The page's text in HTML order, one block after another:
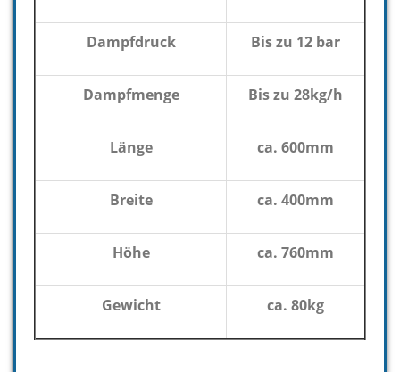
Dampfdruck Bis zu 12 bar
Dampfmenge Bis zu 28kg/h
Länge ca. 600mm
Breite ca. 400mm
Höhe ca. 760mm
Gewicht ca. 80kg